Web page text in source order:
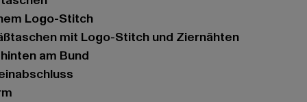
Logo-Stitch
mit Logo-Stitch und Ziernähten
am Bund